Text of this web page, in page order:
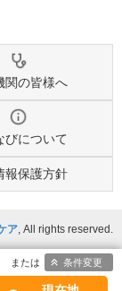
関の皆様へ
びについて
報保護方針
ア, All rights reserved.
条件変更